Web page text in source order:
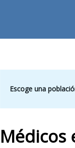
Escoge una
Médicos